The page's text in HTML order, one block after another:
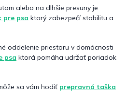
alebo na dlhšie presuny je
pre psa ktorý zabezpečí stabilitu a
oddelenie priestoru v domácnosti
psa ktorá pomáha udržať poriadok
sa vám hodiť prepravná taška